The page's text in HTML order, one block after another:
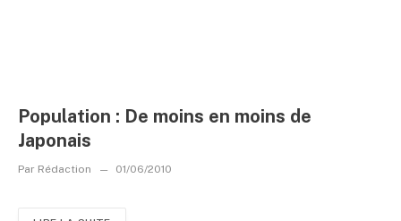
Population : De moins en moins de
Japonais
Par Rédaction 01/06/2010